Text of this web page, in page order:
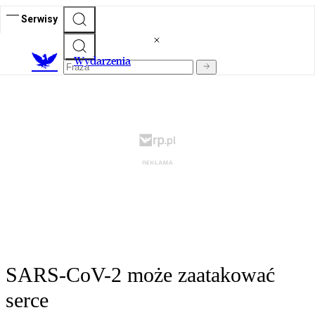
Serwisy
Wydarzenia
SARS-CoV-2 może zaatakować
serce